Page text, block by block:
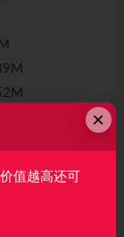
×
值越高还可